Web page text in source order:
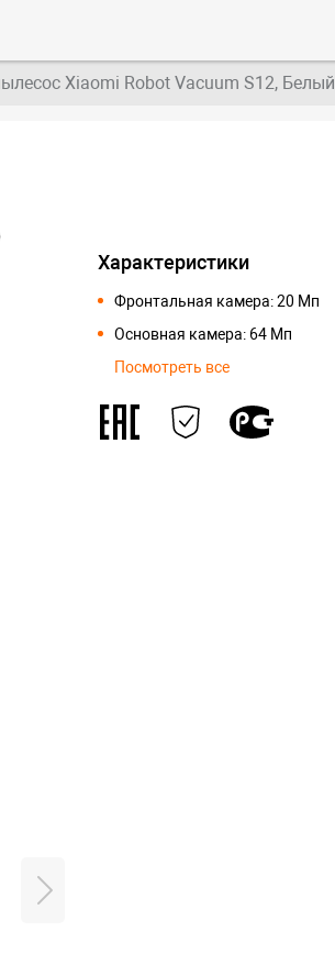
Xiaomi Robot Vacuum S12, Белый
Характеристики
Фронтальная камера: 20 Мп
Основная камера: 64 Мп
Посмотреть все